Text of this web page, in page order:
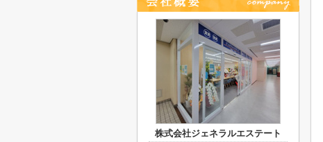
株式会社ジェネラルエステート